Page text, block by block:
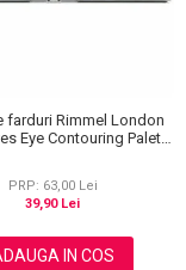
farduri Rimmel London
Eye Contouring Palette
PRP: 63,00 Lei
39,90 Lei
IN COS